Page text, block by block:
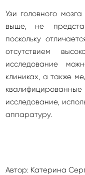
Узи головного
выше, не
поскольку
отсутствием
исследование
клиниках, а также
исследование,
аппаратуру.
Автор: Катерина